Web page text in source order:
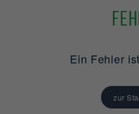
Ein Fehler
zur